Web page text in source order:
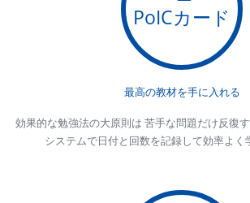
PoICカード
最高の教材を手に入れる
効果的な勉強法の大原則は 苦手な問題だけ反復
システムで日付と回数を記録して効率よく